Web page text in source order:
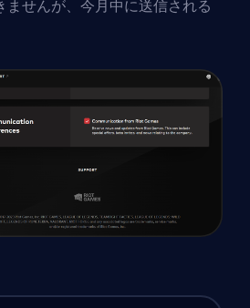
ませんが、今月中に送信される